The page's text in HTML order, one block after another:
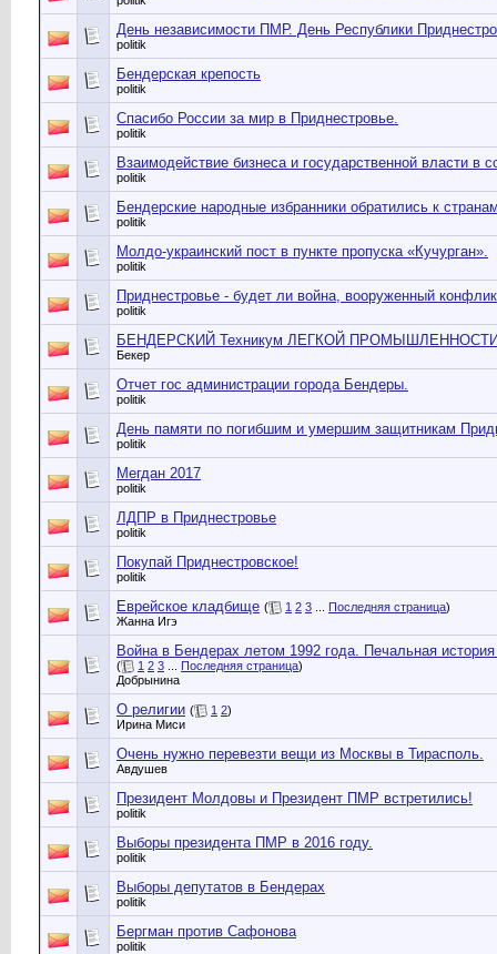
День независимости ПМР. День Республики
politik
Бендерская крепость
politik
Спасибо России за мир в Приднестровье.
politik
Взаимодействие бизнеса и государственной власти в
politik
Бендерские народные избранники обратились к
politik
Молдо-украинский пост в пункте пропуска «Кучурган».
politik
Приднестровье - будет ли война, вооруженный
politik
БЕНДЕРСКИЙ Техникум ЛЕГКОЙ
Бекер
Отчет гос администрации города Бендеры.
politik
День памяти по погибшим и умершим защитникам
politik
Мегдан 2017
politik
ЛДПР в Приднестровье
politik
Покупай Приднестровское!
politik
Еврейское кладбище ( 1 2 3 Последняя страница)
Жанна Игэ
Война в Бендерах летом 1992 года. Печальная
( 1 2 3 Последняя страница)
Добрынина
О религии ( 1 2)
Ирина Миси
Очень нужно перевезти вещи из Москвы в Тирасполь.
Авдушев
Президент Молдовы и Президент ПМР встретились!
politik
Выборы президента ПМР в 2016 году.
politik
Выборы депутатов в Бендерах
politik
Бергман против Сафонова
politik